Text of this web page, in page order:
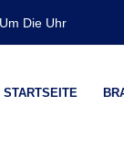
Die Uhr
STARTSEITE